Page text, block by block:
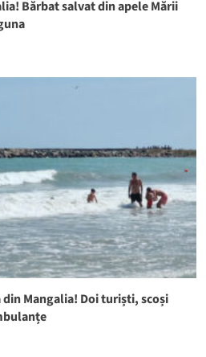
Bărbat salvat din apele Mării
din Mangalia! Doi turiști, scoși